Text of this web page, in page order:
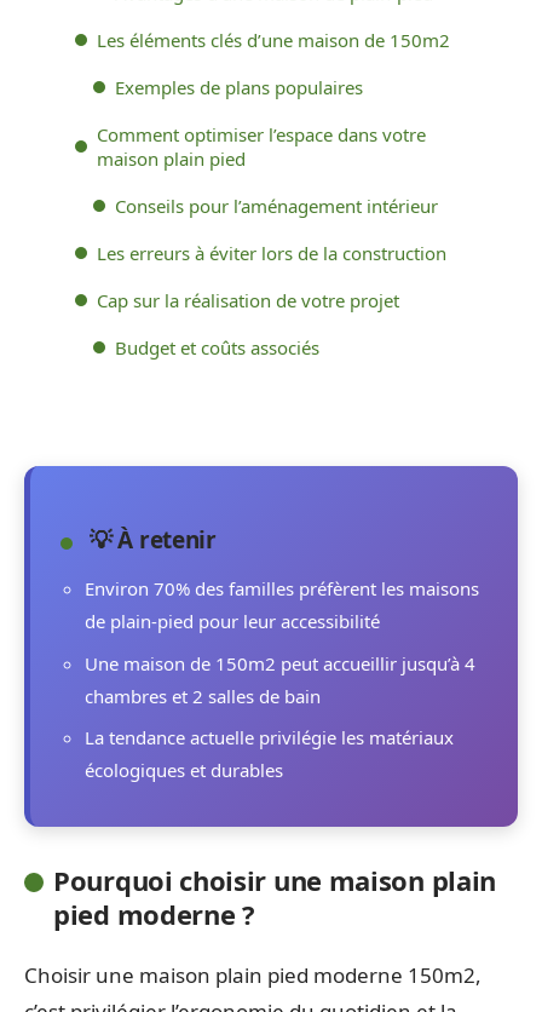
Les éléments clés d’une maison de 150m2
Exemples de plans populaires
Comment optimiser l’espace dans votre
maison plain pied
Conseils pour l’aménagement intérieur
Les erreurs à éviter lors de la construction
Cap sur la réalisation de votre projet
Budget et coûts associés
💡 À retenir
Environ 70% des familles préfèrent les maisons
de plain-pied pour leur accessibilité
Une maison de 150m2 peut accueillir jusqu’à 4
chambres et 2 salles de bain
La tendance actuelle privilégie les matériaux
écologiques et durables
Pourquoi choisir une maison plain
pied moderne ?
Choisir une maison plain pied moderne 150m2,